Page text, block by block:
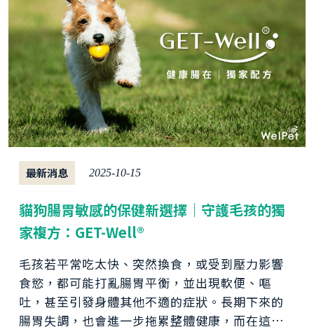
最新消息 2025-10-15
貓狗腸胃敏感的保健新選擇｜守護毛孩的獨
家複方：GET-Well®
毛孩若平常吃太快、突然換食，或受到壓力影響
食慾，都可能打亂腸胃平衡，並出現軟便、嘔
吐，甚至引發身體其他不適的症狀。長期下來的
腸胃失調，也會進一步拖累整體健康，而在這些